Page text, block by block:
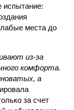
испытание:
места до
из-за
комфорта.
а
за счет